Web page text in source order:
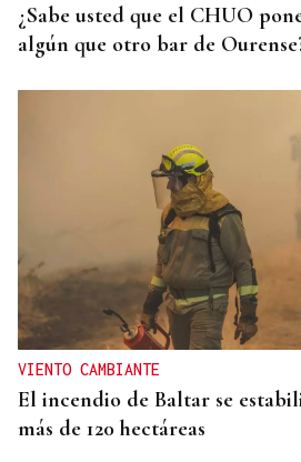
¿Sabe usted que el CHUO
algún que otro bar de
VIENTO CAMBIANTE
El incendio de Baltar se
más de 120 hectáreas